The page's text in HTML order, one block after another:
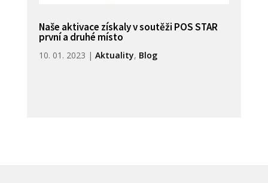
Naše aktivace získaly v soutěži POS STAR
první a druhé místo
10. 01. 2023 | Aktuality, Blog